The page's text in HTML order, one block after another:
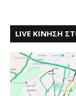
LIVE ΚΙΝΗΣΗ